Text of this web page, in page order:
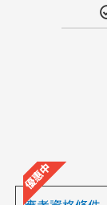
優惠中